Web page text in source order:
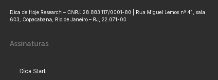
Dica de Hoje Research – CNPJ: 28.883.117/0001-80 | Rua Miguel Lemos nº 41, sala
603, Copacabana, Rio de Janeiro – RJ, 22.071-00
Assinaturas
Dica Start